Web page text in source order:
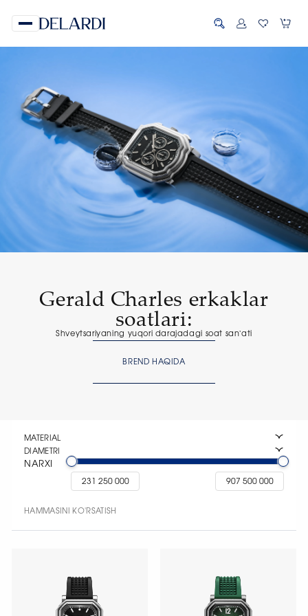
Gerald Charles erkaklar
soatlari:
Shveytsariyaning yuqori darajadagi soat sanʼati
BREND HAQIDA
MATERIAL
DIAMETRI
NARXI
HAMMASINI KO'RSATISH